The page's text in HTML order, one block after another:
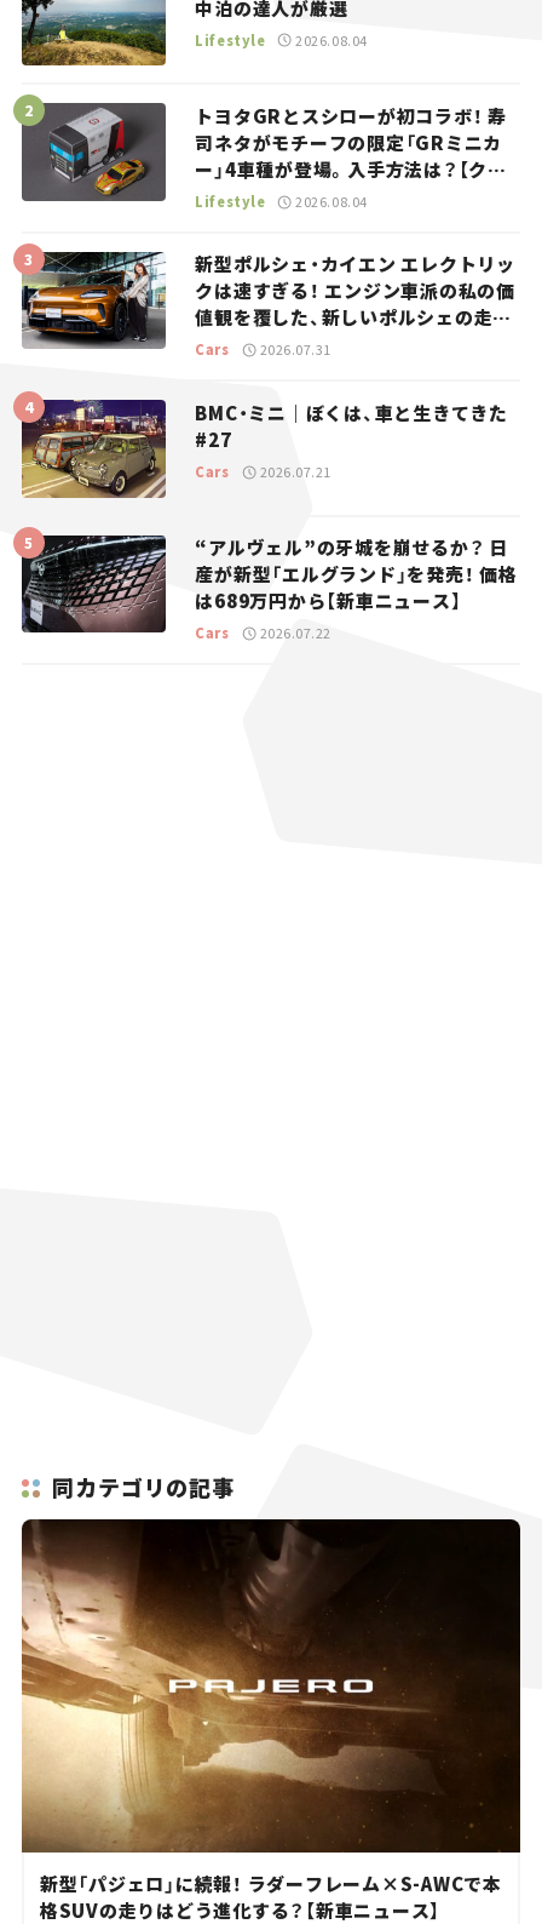
中泊の達人が厳選
Lifestyle 2026.08.04
トヨタGRとスシローが初コラボ！ 寿
司ネタがモチーフの限定「GRミニカ
ー」4車種が登場。入手方法は？【クル
マとホビー】
Lifestyle 2026.08.04
新型ポルシェ・カイエン エレクトリッ
クは速すぎる！ エンジン車派の私の価
値観を覆した、新しいポルシェの走
り。
Cars 2026.07.31
BMC・ミニ｜ぼくは、車と生きてきた
#27
Cars 2026.07.21
“アルヴェル”の牙城を崩せるか？ 日
産が新型「エルグランド」を発売！ 価格
は689万円から【新車ニュース】
Cars 2026.07.22
同カテゴリの記事
新型「パジェロ」に続報！ ラダーフレーム×S-AWCで本
格SUVの走りはどう進化する？【新車ニュース】